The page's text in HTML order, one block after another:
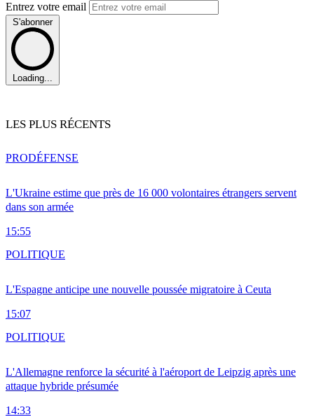
Entrez votre email
S'abonner
Loading...
LES PLUS RÉCENTS
L'Ukraine estime que près de 16 000 volontaires étrangers servent
dans son armée
15:55
PRODÉFENSE
L'Espagne anticipe une nouvelle poussée migratoire à Ceuta
15:07
POLITIQUE
L'Allemagne renforce la sécurité à l'aéroport de Leipzig après une
attaque hybride présumée
14:33
POLITIQUE